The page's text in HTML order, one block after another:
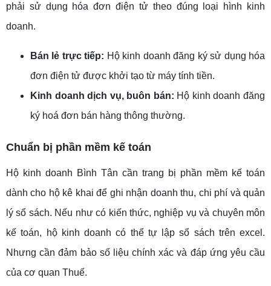
phải sử dụng hóa đơn điện tử theo đúng loại hình kinh
doanh.
Bán lẻ trực tiếp: Hộ kinh doanh đăng ký sử dụng hóa
đơn điện tử được khởi tạo từ máy tính tiền.
Kinh doanh dịch vụ, buôn bán: Hộ kinh doanh đăng
ký hoá đơn bán hàng thông thường.
Chuẩn bị phần mềm kế toán
Hộ kinh doanh Bình Tân cần trang bị phần mềm kế toán
dành cho hộ kê khai để ghi nhận doanh thu, chi phí và quản
lý sổ sách. Nếu như có kiến thức, nghiệp vụ và chuyên môn
kế toán, hộ kinh doanh có thể tự lập sổ sách trên excel.
Nhưng cần đảm bảo số liệu chính xác và đáp ứng yêu cầu
của cơ quan Thuế.